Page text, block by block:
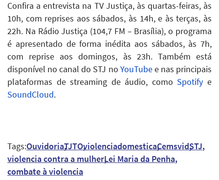
Confira a entrevista na TV Justiça, às quartas-feiras, às
10h, com reprises aos sábados, às 14h, e às terças, às
22h. Na Rádio Justiça (104,7 FM – Brasília), o programa
é apresentado de forma inédita aos sábados, às 7h,
com reprise aos domingos, às 23h. Também está
disponível no canal do STJ no YouTubee nas principais
plataformas de streaming de áudio, como Spotify e
SoundCloud.
Tags:OuvidoriaTJTOviolenciadomesticaCemsvidSTJ
violencia contra a mulherLei Maria da Penha
combate à violencia